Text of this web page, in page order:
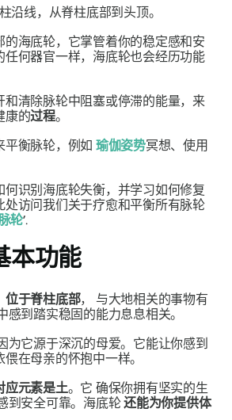
沿线，从脊柱底部到头顶。
的海底轮，它掌管着你的稳定感和安
任何器官一样，海底轮也会经历功能
和清除脉轮中阻塞或停滞的能量，来
康的过程。
平衡脉轮，例如 瑜伽姿势冥想、使用
何识别海底轮失衡，并学习如何修复
处访问我们关于疗愈和平衡所有脉轮
轮’.
本功能
位于脊柱底部， 与大地相关的事物有
感到踏实稳固的能力息息相关。
为它源于深沉的母爱。它能让你感到
在母亲的怀抱中一样。
应元素是土。它 确保你拥有坚实的生
到安全可靠。海底轮还能为你提供体